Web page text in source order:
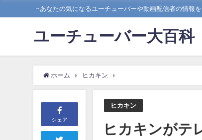
~あなたの気になるユーチューバーや動画配信者の情報
ユーチューバー大百科
ホーム ヒカキン
シェア
ヒカキン
ヒカキンがテ